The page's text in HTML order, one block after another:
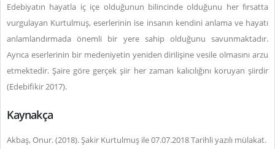
Edebiyatın hayatla iç içe olduğunun bilincinde olduğunu her fırsatta
vurgulayan Kurtulmuş, eserlerinin ise insanın kendini anlama ve hayatı
anlamlandırmada önemli bir yere sahip olduğunu savunmaktadır.
Ayrıca eserlerinin bir medeniyetin yeniden dirilişine vesile olmasını arzu
etmektedir. Şaire göre gerçek şiir her zaman kalıcılığını koruyan şiirdir
(Edebifikir 2017).
Kaynakça
Akbaş, Onur. (2018). Şakir Kurtulmuş ile 07.07.2018 Tarihli yazılı mülakat.